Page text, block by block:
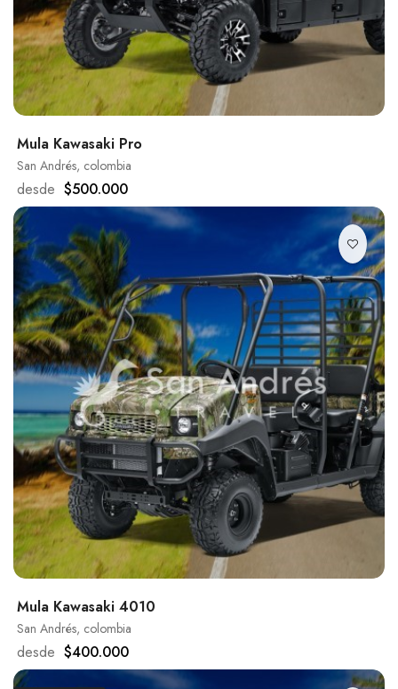
Mula Kawasaki Pro
San Andrés, colombia
desde $500.000
Mula Kawasaki 4010
San Andrés, colombia
desde $400.000